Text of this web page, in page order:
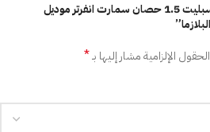
كن أول من يقيم “تكييف فريش سبليت 1.5 حصان سمارت انفرتر موديل
الحقول الإلزامية مشار إليها بـ*